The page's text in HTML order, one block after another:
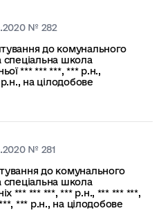
№ 282
до комунального
спеціальна школа
*** *** ***, *** р.н.,
на цілодобове
№ 281
до комунального
спеціальна школа
*** *** ***, *** р.н., *** *** ***,
*** р.н., на цілодобове